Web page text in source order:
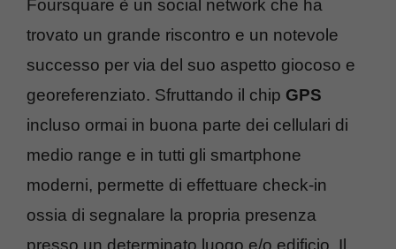
Foursquare è un social network che ha
trovato un grande riscontro e un notevole
successo per via del suo aspetto giocoso e
georeferenziato. Sfruttando il chip GPS
incluso ormai in buona parte dei cellulari di
medio range e in tutti gli smartphone
moderni, permette di effettuare check-in
ossia di segnalare la propria presenza
presso un determinato luogo e/o edificio. Il